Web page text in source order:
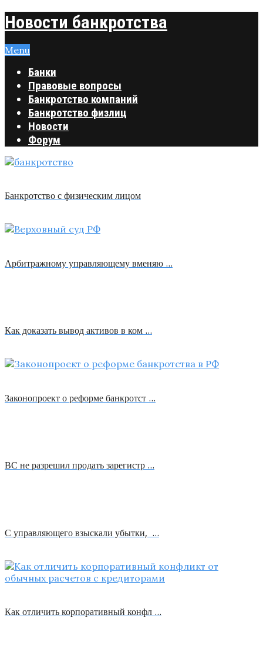
Новости банкротства
Menu
Банки
Правовые вопросы
Банкротство компаний
Банкротство физлиц
Новости
Форум
Банкротство с физическим лицом
Арбитражному управляющему вменяю …
Как доказать вывод активов в ком …
Законопроект о реформе банкротст …
ВС не разрешил продать зарегистр …
С управляющего взыскали убытки, …
Как отличить корпоративный конфл …